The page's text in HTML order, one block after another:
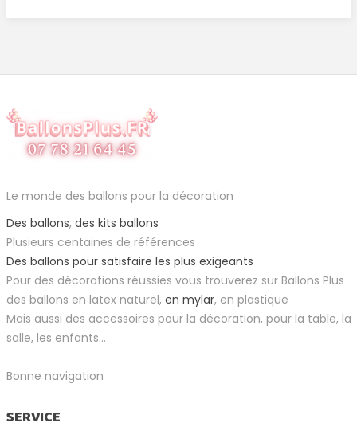
Le monde des ballons pour la décoration
Des ballons, des kits ballons
Plusieurs centaines de références
Des ballons pour satisfaire les plus exigeants
Pour des décorations réussies vous trouverez sur Ballons Plus
des ballons en latex naturel, en mylar, en plastique
Mais aussi des accessoires pour la décoration, pour la table, la
salle, les enfants...
Bonne navigation
SERVICE